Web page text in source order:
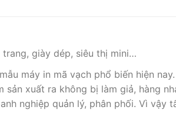
giày dép, siêu thị mini…
máy in mã vạch phổ biến hiện
sản xuất ra không bị làm giả, hàng
nghiệp quản lý, phân phối. Vì vậy